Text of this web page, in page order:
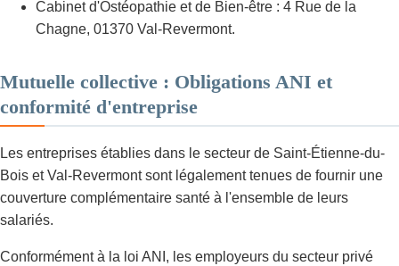
Cabinet d'Ostéopathie et de Bien-être : 4 Rue de la
Chagne, 01370 Val-Revermont.
Mutuelle collective : Obligations ANI et
conformité d'entreprise
Les entreprises établies dans le secteur de Saint-Étienne-du-
Bois et Val-Revermont sont légalement tenues de fournir une
couverture complémentaire santé à l'ensemble de leurs
salariés.
Conformément à la loi ANI, les employeurs du secteur privé